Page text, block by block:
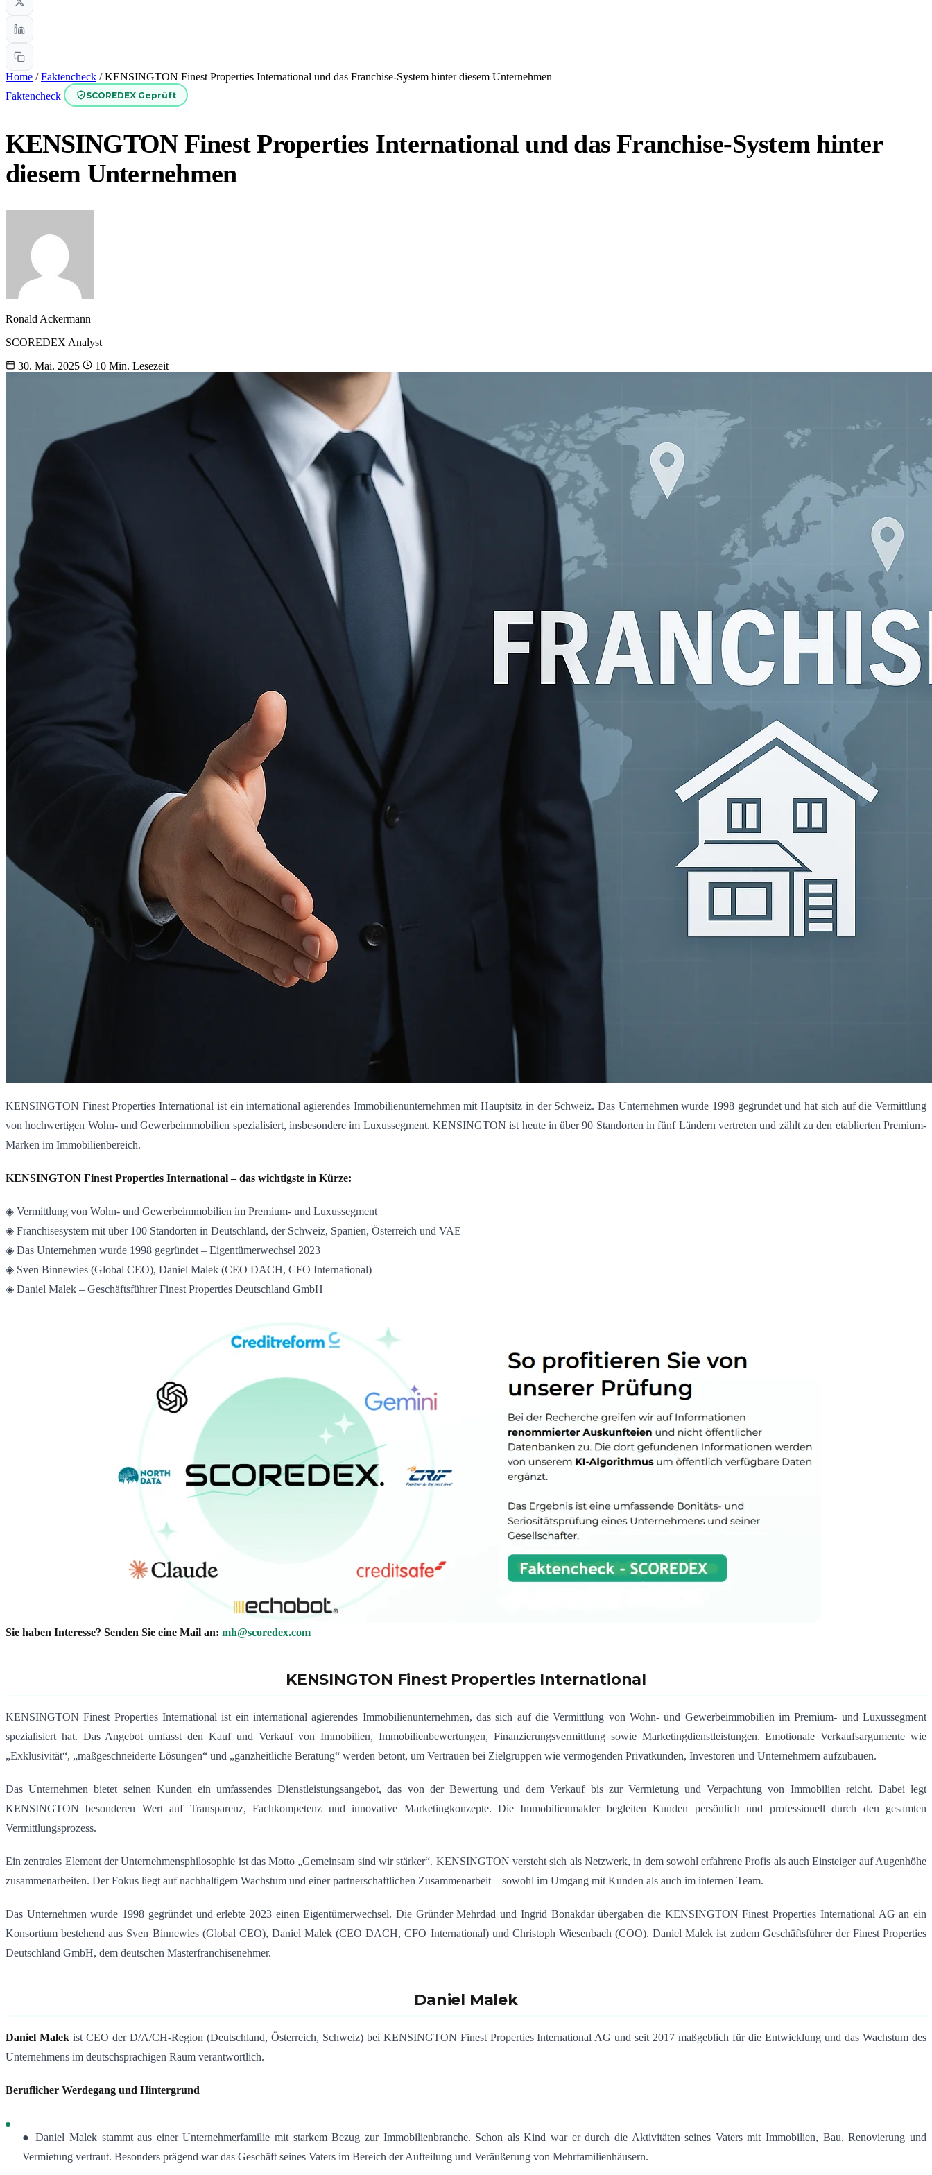
Home / Faktencheck / KENSINGTON Finest Properties International und das Franchise-System hinter diesem Unternehmen
Faktencheck
SCOREDEX Geprüft
KENSINGTON Finest Properties International und das Franchise-System hinter
diesem Unternehmen
Ronald Ackermann
SCOREDEX Analyst
30. Mai. 2025
10 Min. Lesezeit
KENSINGTON Finest Properties International ist ein international agierendes Immobilienunternehmen mit Hauptsitz in der Schweiz. Das Unternehmen wurde 1998 gegründet und hat sich auf die Vermittlung
von hochwertigen Wohn- und Gewerbeimmobilien spezialisiert, insbesondere im Luxussegment. KENSINGTON ist heute in über 90 Standorten in fünf Ländern vertreten und zählt zu den etablierten Premium-
Marken im Immobilienbereich.
KENSINGTON Finest Properties International – das wichtigste in Kürze:
◈ Vermittlung von Wohn- und Gewerbeimmobilien im Premium- und Luxussegment
◈ Franchisesystem mit über 100 Standorten in Deutschland, der Schweiz, Spanien, Österreich und VAE
◈ Das Unternehmen wurde 1998 gegründet – Eigentümerwechsel 2023
◈ Sven Binnewies (Global CEO), Daniel Malek (CEO DACH, CFO International)
◈ Daniel Malek – Geschäftsführer Finest Properties Deutschland GmbH
Sie haben Interesse? Senden Sie eine Mail an: mh@scoredex.com
KENSINGTON Finest Properties International
KENSINGTON Finest Properties International ist ein international agierendes Immobilienunternehmen, das sich auf die Vermittlung von Wohn- und Gewerbeimmobilien im Premium- und Luxussegment
spezialisiert hat. Das Angebot umfasst den Kauf und Verkauf von Immobilien, Immobilienbewertungen, Finanzierungsvermittlung sowie Marketingdienstleistungen. Emotionale Verkaufsargumente wie
„Exklusivität“, „maßgeschneiderte Lösungen“ und „ganzheitliche Beratung“ werden betont, um Vertrauen bei Zielgruppen wie vermögenden Privatkunden, Investoren und Unternehmern aufzubauen.
Das Unternehmen bietet seinen Kunden ein umfassendes Dienstleistungsangebot, das von der Bewertung und dem Verkauf bis zur Vermietung und Verpachtung von Immobilien reicht. Dabei legt
KENSINGTON besonderen Wert auf Transparenz, Fachkompetenz und innovative Marketingkonzepte. Die Immobilienmakler begleiten Kunden persönlich und professionell durch den gesamten
Vermittlungsprozess.
Ein zentrales Element der Unternehmensphilosophie ist das Motto „Gemeinsam sind wir stärker“. KENSINGTON versteht sich als Netzwerk, in dem sowohl erfahrene Profis als auch Einsteiger auf Augenhöhe
zusammenarbeiten. Der Fokus liegt auf nachhaltigem Wachstum und einer partnerschaftlichen Zusammenarbeit – sowohl im Umgang mit Kunden als auch im internen Team.
Das Unternehmen wurde 1998 gegründet und erlebte 2023 einen Eigentümerwechsel. Die Gründer Mehrdad und Ingrid Bonakdar übergaben die KENSINGTON Finest Properties International AG an ein
Konsortium bestehend aus Sven Binnewies (Global CEO), Daniel Malek (CEO DACH, CFO International) und Christoph Wiesenbach (COO). Daniel Malek ist zudem Geschäftsführer der Finest Properties
Deutschland GmbH, dem deutschen Masterfranchisenehmer.
Daniel Malek
Daniel Malekist CEO der D/A/CH-Region (Deutschland, Österreich, Schweiz) bei KENSINGTON Finest Properties International AG und seit 2017 maßgeblich für die Entwicklung und das Wachstum des
Unternehmens im deutschsprachigen Raum verantwortlich.
Beruflicher Werdegang und Hintergrund
● Daniel Malek stammt aus einer Unternehmerfamilie mit starkem Bezug zur Immobilienbranche. Schon als Kind war er durch die Aktivitäten seines Vaters mit Immobilien, Bau, Renovierung und
Vermietung vertraut. Besonders prägend war das Geschäft seines Vaters im Bereich der Aufteilung und Veräußerung von Mehrfamilienhäusern.